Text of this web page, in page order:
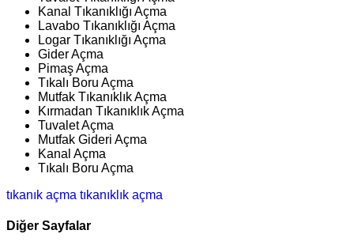
Kanal Tıkanıklığı Açma
Lavabo Tıkanıklığı Açma
Logar Tıkanıklığı Açma
Gider Açma
Pimaş Açma
Tıkalı Boru Açma
Mutfak Tıkanıklık Açma
Kırmadan Tıkanıklık Açma
Tuvalet Açma
Mutfak Gideri Açma
Kanal Açma
Tıkalı Boru Açma
tıkanık açma tıkanıklık açma
Diğer Sayfalar